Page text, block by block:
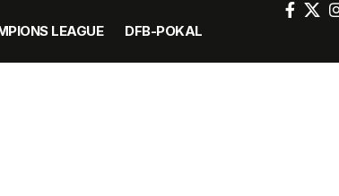
LEAGUE DFB-POKAL